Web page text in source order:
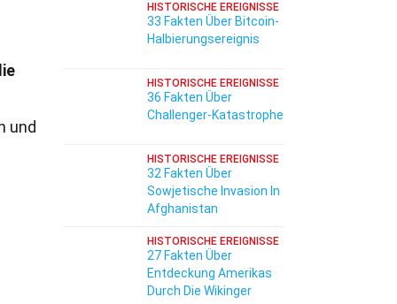
und
HISTORISCHE EREIGNISSE
33 Fakten Über Bitcoin-
Halbierungsereignis
HISTORISCHE EREIGNISSE
36 Fakten Über
Challenger-Katastrophe
HISTORISCHE EREIGNISSE
32 Fakten Über
Sowjetische Invasion In
Afghanistan
HISTORISCHE EREIGNISSE
27 Fakten Über
Entdeckung Amerikas
Durch Die Wikinger